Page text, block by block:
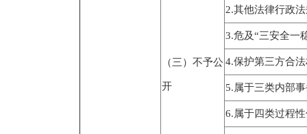
（三）不予公
开
2.其他法律行政
3.危及“三安全一
4.保护第三方合
5.属于三类内部
6.属于四类过程